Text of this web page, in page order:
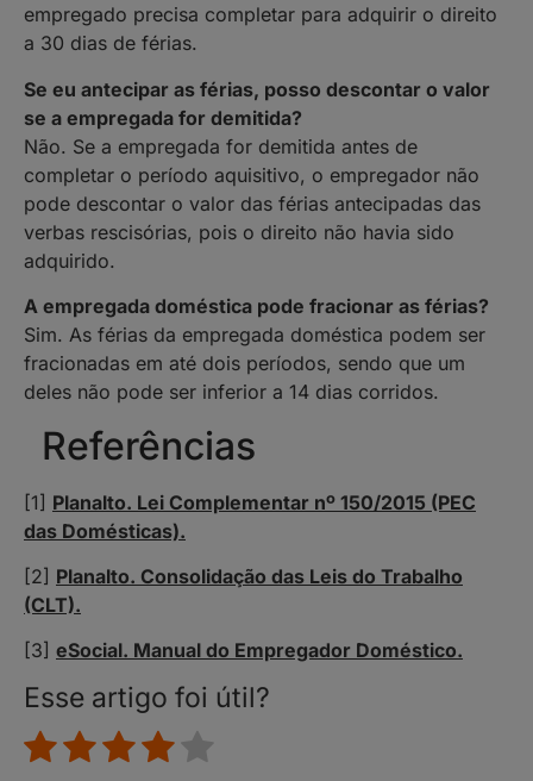
empregado precisa completar para adquirir o direito
a 30 dias de férias.
Se eu antecipar as férias, posso descontar o valor
se a empregada for demitida?
Não. Se a empregada for demitida antes de
completar o período aquisitivo, o empregador não
pode descontar o valor das férias antecipadas das
verbas rescisórias, pois o direito não havia sido
adquirido.
A empregada doméstica pode fracionar as férias?
Sim. As férias da empregada doméstica podem ser
fracionadas em até dois períodos, sendo que um
deles não pode ser inferior a 14 dias corridos.
Referências
[1] Planalto. Lei Complementar nº 150/2015 (PEC
das Domésticas).
[2] Planalto. Consolidação das Leis do Trabalho
(CLT).
[3] eSocial. Manual do Empregador Doméstico.
Esse artigo foi útil?